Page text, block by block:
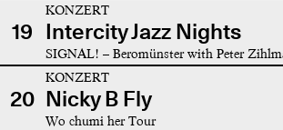
19
KONZERT
Intercity Jazz Nights
SIGNAL! – Beromünster with Peter
20
KONZERT
Nicky B Fly
Wo chumi her Tour